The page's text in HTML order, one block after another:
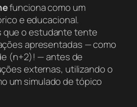
funciona como um
e educacional.
que o estudante tente
apresentadas — como
(n+2)! — antes de
externas, utilizando o
um simulado de tópico